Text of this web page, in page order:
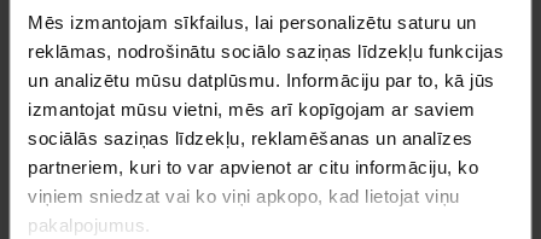
Mēs izmantojam sīkfailus, lai personalizētu saturu un
reklāmas, nodrošinātu sociālo saziņas līdzekļu funkcijas
un analizētu mūsu datplūsmu. Informāciju par to, kā jūs
izmantojat mūsu vietni, mēs arī kopīgojam ar saviem
sociālās saziņas līdzekļu, reklamēšanas un analīzes
partneriem, kuri to var apvienot ar citu informāciju, ko
viņiem sniedzat vai ko viņi apkopo, kad lietojat viņu
pakalpojumus.
Elastīgs savienotājs
GARDENA 02739-20
3/4"x1/2"
10,59 €
Elastīgs savienotājs
GARDENA 02740-20
3/4"x3/4"